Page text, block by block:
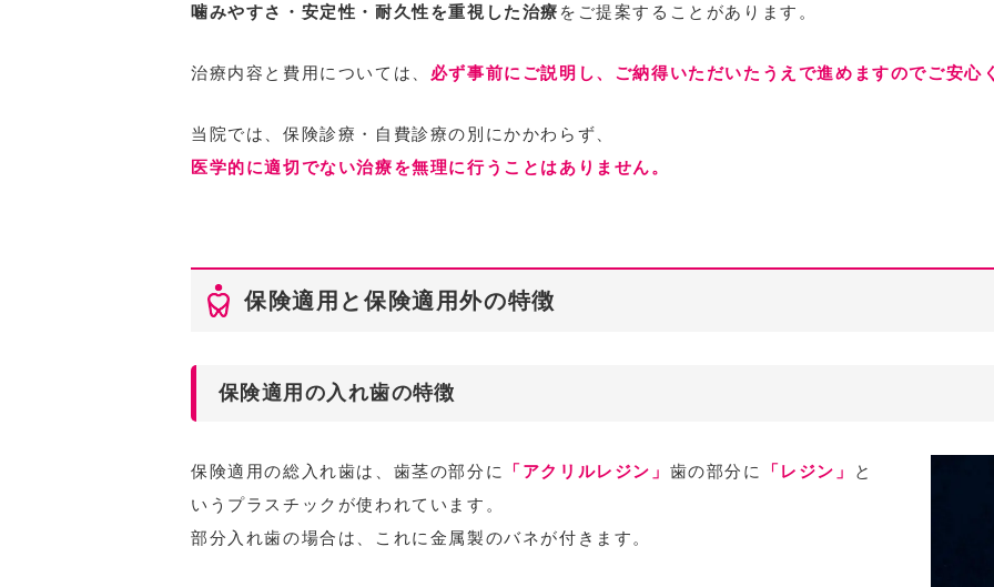
噛みやすさ・安定性・耐久性を重視した治療 をご提案することがあります。
治療内容と費用については、 必ず事前にご説明し、ご納得いただいたうえで進めますのでご安心
当院では、保険診療・自費診療の別にかかわらず、
医学的に適切でない治療を無理に行うことはありません。
保険適用と保険適用外の特徴
保険適用の入れ歯の特徴
保険適用の総入れ歯は、歯茎の部分に 「アクリルレジン」 歯の部分に 「レジン」
と
いうプラスチックが使われています。
部分入れ歯の場合は、これに金属製のバネが付きます。